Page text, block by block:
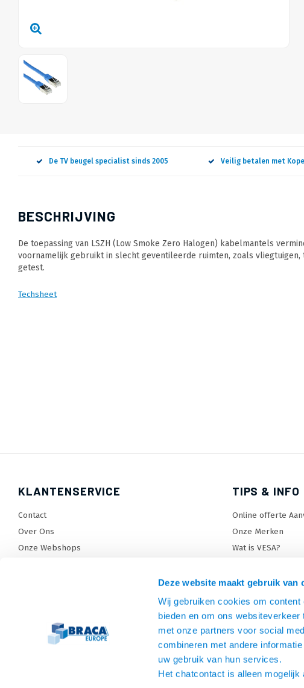
Deze website maakt gebruik van
Wij gebruiken cookies om
bieden en om ons
met onze partners voor social
combineren met andere
uw gebruik van hun services.
Het chatcontact is alleen
De TV beugel specialist sinds 2005 Veilig betalen met
BESCHRIJVING
De toepassing van LSZH (Low Smoke Zero Halogen) kabelmantels
voornamelijk gebruikt in slecht geventileerde ruimten, zoals vliegtuigen,
getest.
Techsheet
KLANTENSERVICE
Contact
Over Ons
Onze Webshops
Betaalmethoden en voorwaarden
Privacy policy
TIPS & INFO
Online offerte
Onze Merken
Wat is VESA?
TV standaard
TV lift keuzehulp
Monitorarm
SiteMap